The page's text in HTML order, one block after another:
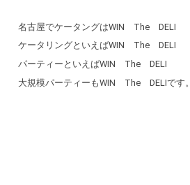
名古屋でケータングはWIN The DELI
ケータリングといえばWIN The DELI
パーティーといえばWIN The DELI
大規模パーティーもWIN The DELIです。